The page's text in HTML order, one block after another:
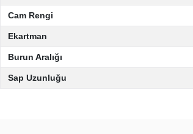
Cam Rengi
Ekartman
Burun Aralığı
Sap Uzunluğu